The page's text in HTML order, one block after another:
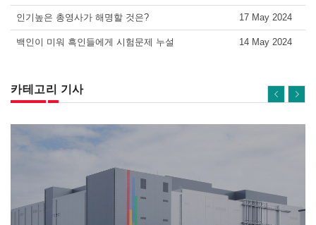
인기높은 총영사가 해명할 것은? 17 May 2024
백인이 미워 흑인들에게 시험문제 누설 14 May 2024
카테고리 기사